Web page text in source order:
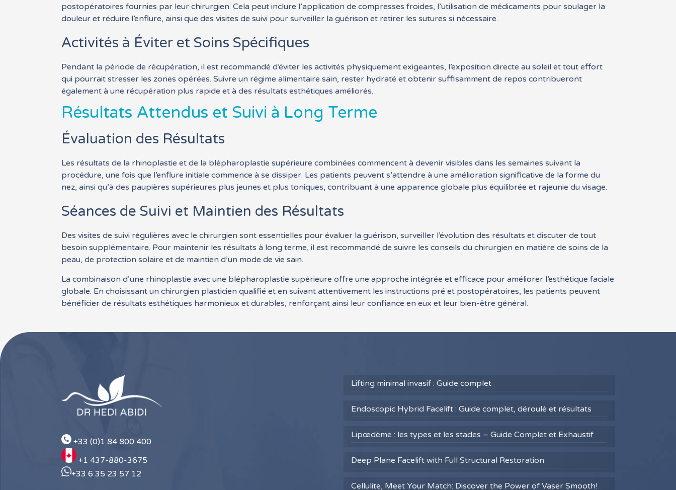
postopératoires fournies par leur chirurgien. Cela peut inclure l’application de compresses froides, l’utilisation de médicaments pour soulager la
douleur et réduire l’enflure, ainsi que des visites de suivi pour surveiller la guérison et retirer les sutures si nécessaire.
Activités à Éviter et Soins Spécifiques
Pendant la période de récupération, il est recommandé d’éviter les activités physiquement exigeantes, l’exposition directe au soleil et tout effort
qui pourrait stresser les zones opérées. Suivre un régime alimentaire sain, rester hydraté et obtenir suffisamment de repos contribueront
également à une récupération plus rapide et à des résultats esthétiques améliorés.
Résultats Attendus et Suivi à Long Terme
Évaluation des Résultats
Les résultats de la rhinoplastie et de la blépharoplastie supérieure combinées commencent à devenir visibles dans les semaines suivant la
procédure, une fois que l’enflure initiale commence à se dissiper. Les patients peuvent s’attendre à une amélioration significative de la forme du
nez, ainsi qu’à des paupières supérieures plus jeunes et plus toniques, contribuant à une apparence globale plus équilibrée et rajeunie du visage.
Séances de Suivi et Maintien des Résultats
Des visites de suivi régulières avec le chirurgien sont essentielles pour évaluer la guérison, surveiller l’évolution des résultats et discuter de tout
besoin supplémentaire. Pour maintenir les résultats à long terme, il est recommandé de suivre les conseils du chirurgien en matière de soins de la
peau, de protection solaire et de maintien d’un mode de vie sain.
La combinaison d’une rhinoplastie avec une blépharoplastie supérieure offre une approche intégrée et efficace pour améliorer l’esthétique faciale
globale. En choisissant un chirurgien plasticien qualifié et en suivant attentivement les instructions pré et postopératoires, les patients peuvent
bénéficier de résultats esthétiques harmonieux et durables, renforçant ainsi leur confiance en eux et leur bien-être général.
+33 (0)1 84 800 400
+1 437-880-3675
+33 6 35 23 57 12
Lifting minimal invasif : Guide complet
Endoscopic Hybrid Facelift : Guide complet, déroulé et résultats
Lipœdème : les types et les stades – Guide Complet et Exhaustif
Deep Plane Facelift with Full Structural Restoration
Cellulite, Meet Your Match: Discover the Power of Vaser Smooth!